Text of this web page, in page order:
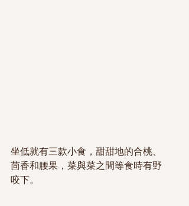
坐低就有三款小食，甜甜地的合桃、
茴香和腰果，菜與菜之間等食時有野
咬下。